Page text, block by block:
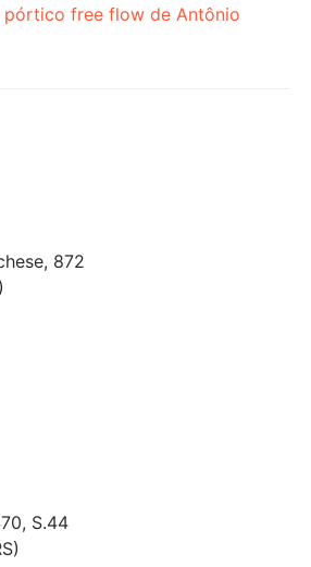
pórtico free flow de Antônio
872
S.44